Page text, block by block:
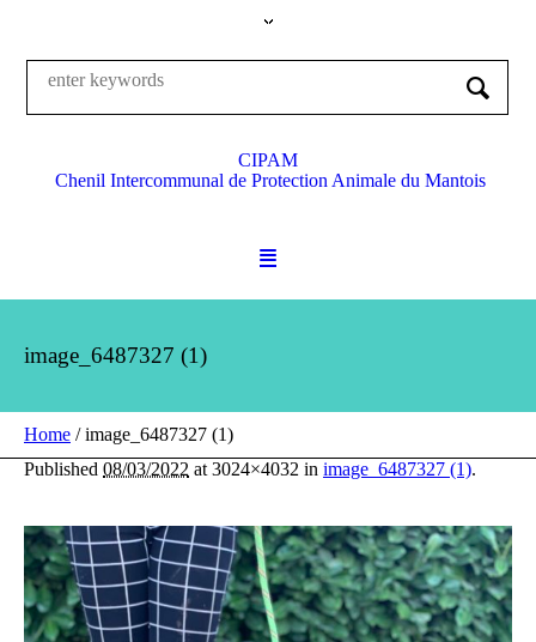
CIPAM
Chenil Intercommunal de Protection Animale du Mantois
image_6487327 (1)
Home /image_6487327 (1)
Published 08/03/2022 at 3024×4032 in image_6487327 (1).